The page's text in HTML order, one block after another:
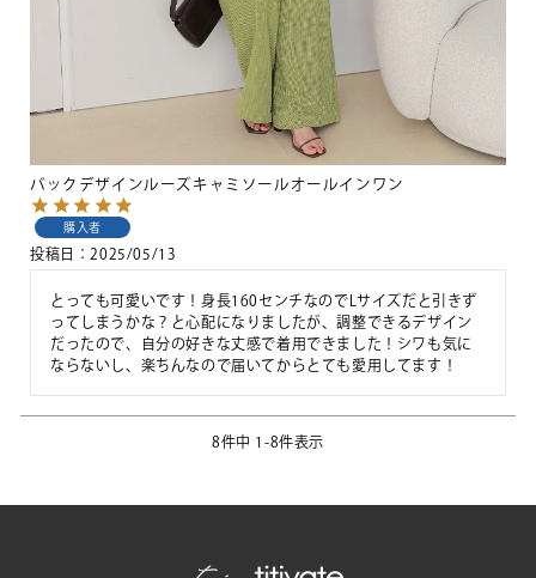
バックデザインルーズキャミソールオールインワン
購入者
投稿日 2025/05/13
とっても可愛いです！身長160センチなのでLサイズだと引きず
ってしまうかな？と心配になりましたが、調整できるデザイン
だったので、自分の好きな丈感で着用できました！シワも気に
ならないし、楽ちんなので届いてからとても愛用してます！
8件中 1 -8件表示